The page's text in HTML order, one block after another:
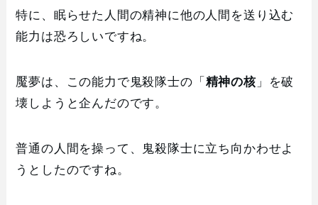
特に、眠らせた人間の精神に他の人間を送り込む
能力は恐ろしいですね。
魘夢は、この能力で鬼殺隊士の「 精神の核」を破
壊しようと企んだのです。
普通の人間を操って、鬼殺隊士に立ち向かわせよ
うとしたのですね。